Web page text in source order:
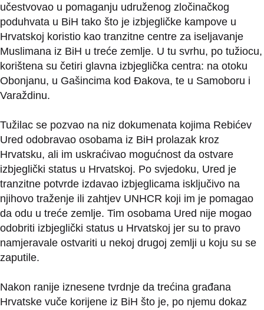
učestvovao u pomaganju udruženog zločinačkog
poduhvata u BiH tako što je izbjegličke kampove u
Hrvatskoj koristio kao tranzitne centre za iseljavanje
Muslimana iz BiH u treće zemlje. U tu svrhu, po tužiocu,
korištena su četiri glavna izbjeglička centra: na otoku
Obonjanu, u Gašincima kod Đakova, te u Samoboru i
Varaždinu.
Tužilac se pozvao na niz dokumenata kojima Rebićev
Ured odobravao osobama iz BiH prolazak kroz
Hrvatsku, ali im uskraćivao mogućnost da ostvare
izbjeglički status u Hrvatskoj. Po svjedoku, Ured je
tranzitne potvrde izdavao izbjeglicama isključivo na
njihovo traženje ili zahtjev UNHCR koji im je pomagao
da odu u treće zemlje. Tim osobama Ured nije mogao
odobriti izbjeglički status u Hrvatskoj jer su to pravo
namjeravale ostvariti u nekoj drugoj zemlji u koju su se
zaputile.
Nakon ranije iznesene tvrdnje da trećina građana
Hrvatske vuče korijene iz BiH što je, po njemu dokaz